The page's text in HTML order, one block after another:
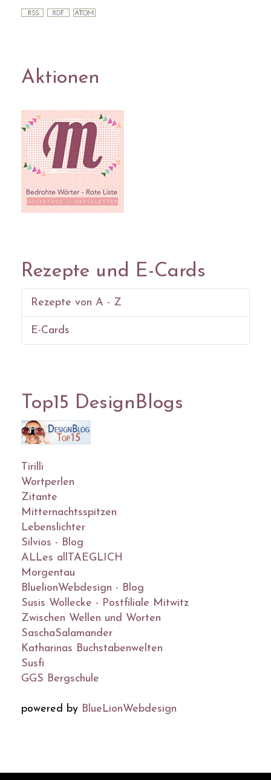
Aktionen
Rezepte und E-Cards
Rezepte von A - Z
E-Cards
Top15 DesignBlogs
Tirilli
Wortperlen
Zitante
Mitternachtsspitzen
Lebenslichter
Silvios - Blog
ALLes allTAEGLICH
Morgentau
BluelionWebdesign - Blog
Susis Wollecke - Postfiliale Mitwitz
Zwischen Wellen und Worten
SaschaSalamander
Katharinas Buchstabenwelten
Susfi
GGS Bergschule
powered by BlueLionWebdesign